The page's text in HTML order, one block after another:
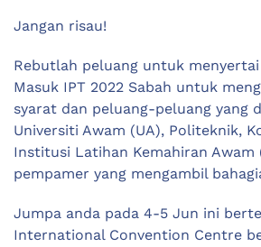
Jangan risau!
Rebutlah peluang untuk
Masuk IPT 2022 Sabah untuk
syarat dan peluang-peluang yang
Universiti Awam (UA), Politeknik,
Institusi Latihan Kemahiran Awam
pempamer yang mengambil
Jumpa anda pada 4-5 Jun ini
International Convention Centre